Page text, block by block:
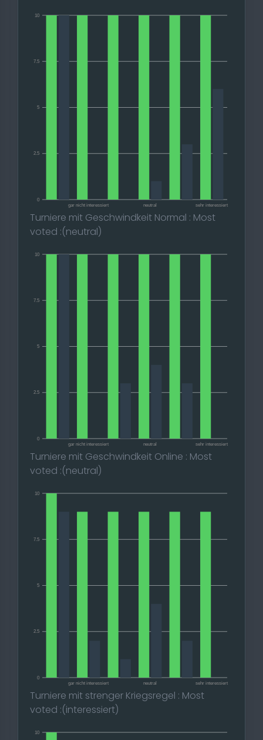
0
2.5
5
7.5
10
sehr interessiert
neutral
gar nicht interessiert
Turniere mit Geschwindkeit Normal : Most
voted :(neutral)
0
2.5
5
7.5
10
sehr interessiert
neutral
gar nicht interessiert
Turniere mit Geschwindkeit Online : Most
voted :(neutral)
0
2.5
5
7.5
10
sehr interessiert
neutral
gar nicht interessiert
Turniere mit strenger Kriegsregel : Most
voted :(interessiert)
10